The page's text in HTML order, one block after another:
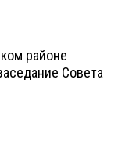
районе
Совета